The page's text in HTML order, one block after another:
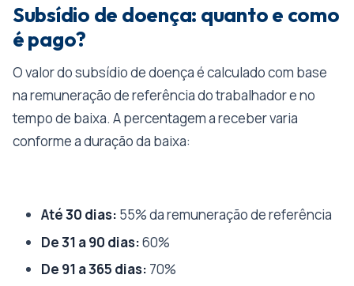
Subsídio de doença: quanto e como
é pago?
O valor do subsídio de doença é calculado com base
na remuneração de referência do trabalhador e no
tempo de baixa. A percentagem a receber varia
conforme a duração da baixa:
Até 30 dias: 55% da remuneração de referência
De 31 a 90 dias:60%
De 91 a 365 dias: 70%